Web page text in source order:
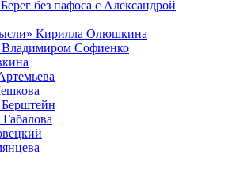
без пафоса с Александрой
Кирилла Олюшкина
Владимиром Софиенко